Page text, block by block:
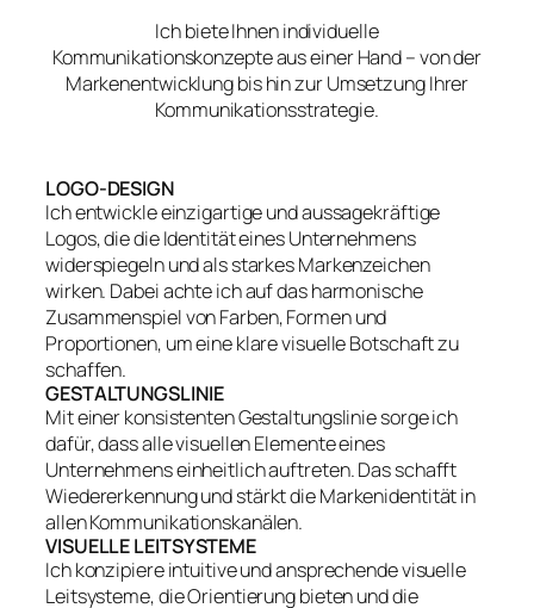
Ich biete Ihnen individuelle
Kommunikationskonzepte aus einer Hand – von der
Markenentwicklung bis hin zur Umsetzung Ihrer
Kommunikationsstrategie.
LOGO-DESIGN
Ich entwickle einzigartige und aussagekräftige
Logos, die die Identität eines Unternehmens
widerspiegeln und als starkes Markenzeichen
wirken. Dabei achte ich auf das harmonische
Zusammenspiel von Farben, Formen und
Proportionen, um eine klare visuelle Botschaft zu
schaffen.
GESTALTUNGSLINIE
Mit einer konsistenten Gestaltungslinie sorge ich
dafür, dass alle visuellen Elemente eines
Unternehmens einheitlich auftreten. Das schafft
Wiedererkennung und stärkt die Markenidentität in
allen Kommunikationskanälen.
VISUELLE LEITSYSTEME
Ich konzipiere intuitive und ansprechende visuelle
Leitsysteme, die Orientierung bieten und die